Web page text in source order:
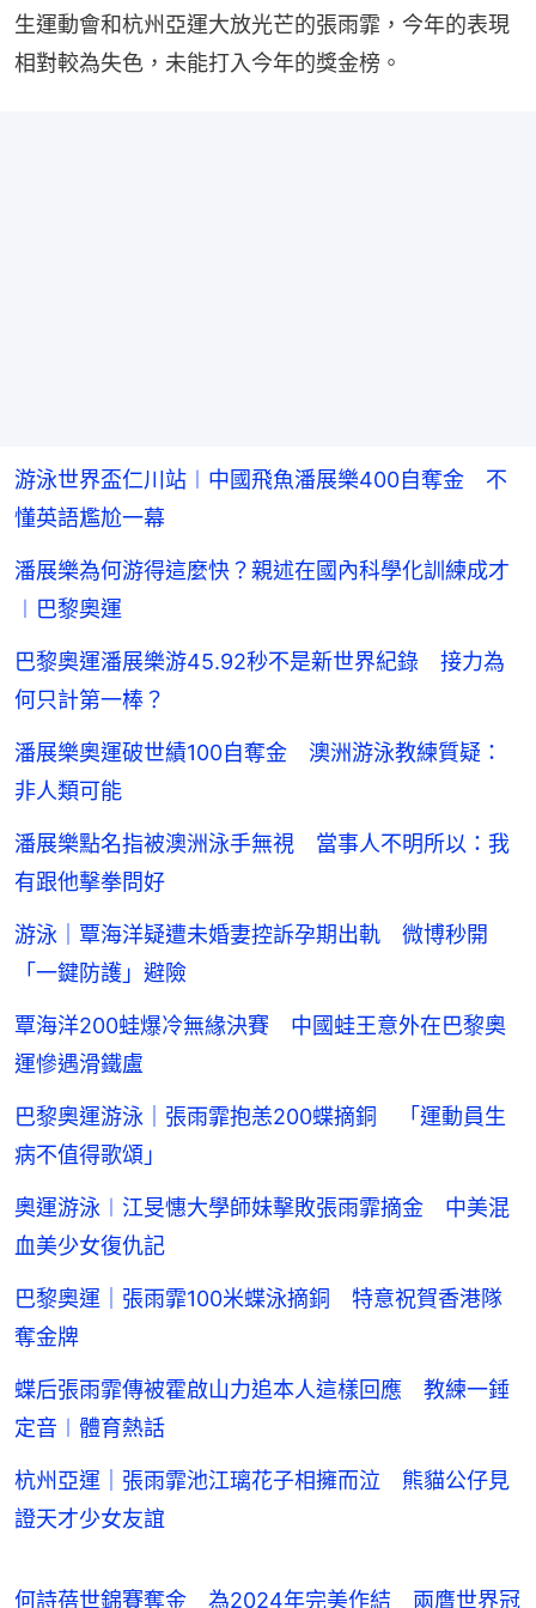
生運動會和杭州亞運大放光芒的張雨霏，今年的表現
相對較為失色，未能打入今年的獎金榜。
游泳世界盃仁川站︱中國飛魚潘展樂400自奪金 不
懂英語尷尬一幕
潘展樂為何游得這麼快？親述在國內科學化訓練成才
︱巴黎奧運
巴黎奧運潘展樂游45.92秒不是新世界紀錄 接力為
何只計第一棒？
潘展樂奧運破世績100自奪金 澳洲游泳教練質疑：
非人類可能
潘展樂點名指被澳洲泳手無視 當事人不明所以：我
有跟他擊拳問好
游泳｜覃海洋疑遭未婚妻控訴孕期出軌 微博秒開
「一鍵防護」避險
覃海洋200蛙爆冷無緣決賽 中國蛙王意外在巴黎奧
運慘遇滑鐵盧
巴黎奧運游泳｜張雨霏抱恙200蝶摘銅 「運動員生
病不值得歌頌」
奧運游泳︱江旻憓大學師妹擊敗張雨霏摘金 中美混
血美少女復仇記
巴黎奧運｜張雨霏100米蝶泳摘銅 特意祝賀香港隊
奪金牌
蝶后張雨霏傳被霍啟山力追本人這樣回應 教練一錘
定音︱體育熱話
杭州亞運｜張雨霏池江璃花子相擁而泣 熊貓公仔見
證天才少女友誼
何詩蓓世錦賽奪金 為2024年完美作結 兩膺世界冠